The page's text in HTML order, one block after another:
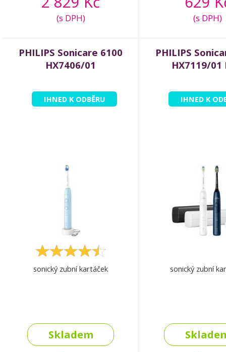
(s DPH) (s DPH)
PHILIPS Sonicare 6100
HX7406/01
IHNED K ODBĚRU
sonický zubní kartáček
Skladem
PHILIPS
HX7119/01
IHNED K
sonický zubní